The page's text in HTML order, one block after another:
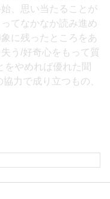
、思い当たることが
てなかなか読み進め
に残ったところをあ
う/好奇心をもって質
をやめれば優れた聞
力で成り立つもの、